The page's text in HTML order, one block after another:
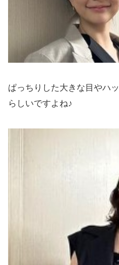
ぱっちりした大きな目やハ
らしいですよね♪